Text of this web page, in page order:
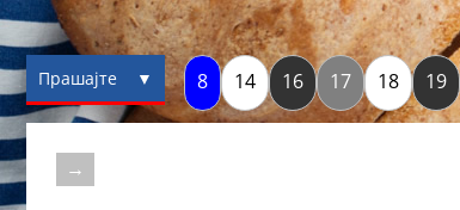
Прашајте ▼ 8 14 16 17 18 19
→